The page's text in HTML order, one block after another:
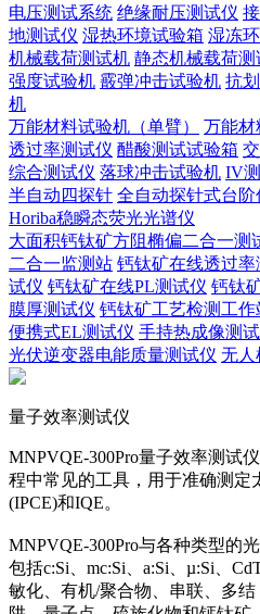
电压测试系统 绝缘耐压测试仪
地测试仪 湿热环境试验箱 湿冻
机械载荷测试机 静态机械载荷测
强度试验机 霰弹冲击试验机 抗
机
万能材料试验机（单臂）
万能材
透过率测试仪 醋酸测试试验箱
综合测试仪 落球冲击试验机 IV
半自动四探针 全自动探针式台阶
Horiba稳瞬态荧光光谱仪
大面积钙钛矿方阻椭偏二合一测
二合一监测站 钙钛矿在线透过率
试仪 钙钛矿在线PL测试仪 钙钛
膜厚测试仪 钙钛矿工艺检测工作
便携式EL测试仪 手持热成像测
光伏逆变器电能质量测试仪 无人
量子效率测试仪
MNPVQE-300Pro量子效率测试
程中常见的工具，用于准确测定
(IPCE)和IQE。
MNPVQE-300Pro与各种类型的
包括c:Si、mc:Si、a:Si、µ:Si、
敏化、有机/聚合物、串联、多